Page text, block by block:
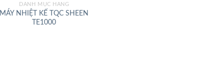
DANH MỤC HÃNG
MÁY NHIỆT KẾ TQC SHEEN
TE1000